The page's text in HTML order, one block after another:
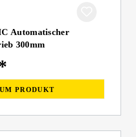
Automatischer
300mm
PRODUKT